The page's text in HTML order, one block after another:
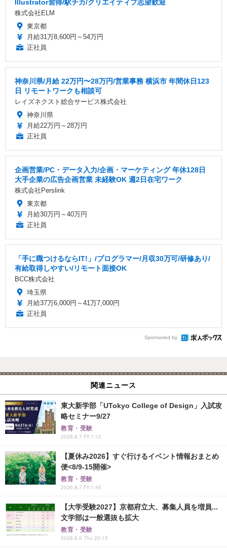
Illustrator習得/駅チカ/クリエイティブ志望歓迎
株式会社ELM
東京都
月給31万8,600円～54万円
正社員
神奈川県/月給 22万円〜28万円/営業事務 横浜市 年間休日123
日 リモートワークも相談可
レイズネクスト総合サービス株式会社
神奈川県
月給22万円～28万円
正社員
企画営業/PC・データ入力/企画・マーケティング 年休128日
大手企業の広告企画営業 未経験OK 週2日在宅ワーク
株式会社Perslink
東京都
月給30万円～40万円
正社員
「手に職つけるならIT!」/プログラマー/月収30万可/研修あり/
有給取得しやすい/リモート面接OK
BCC株式会社
埼玉県
月給37万6,000円～41万7,000円
正社員
Sponsored by
関連ニュース
東大新学部「UTokyo College of Design」入試攻
略セミナー9/27
教育・受験
2026.8.7 Fri 1:15
【夏休み2026】すぐ行けるイベント情報おまとめ
便<8/9-15開催>
教育・受験
2026.8.7 Fri 1:45
【大学受験2027】京都府立大、募集人員を増員...
文学部は一般選抜も拡大
教育・受験
2026.8.6 Thu 22:15